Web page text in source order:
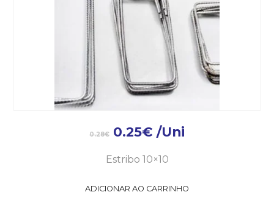
0.28€ 0.25€ /Uni
Estribo 10×10
ADICIONAR AO CARRINHO